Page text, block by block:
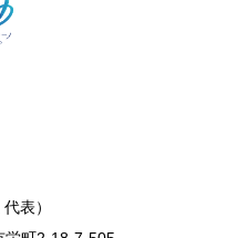
表）